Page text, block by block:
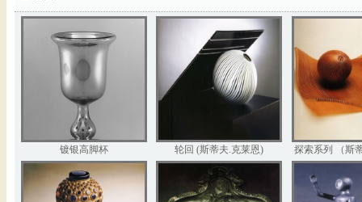
镀银高脚杯 轮回 (斯蒂夫.克莱恩) 探索系列 （斯